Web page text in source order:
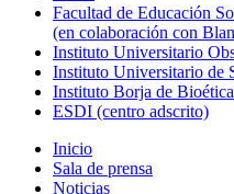
Facultad de Educación
(en colaboración con
Instituto Universitario
Instituto Universitario de
Instituto Borja de Bioética
ESDI (centro adscrito)
Inicio
Sala de prensa
Noticias